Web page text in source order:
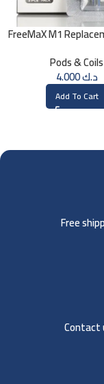
FreeMaX M1
Pods & Coils
د.ك4.000
Add To Cart
Free
Contact